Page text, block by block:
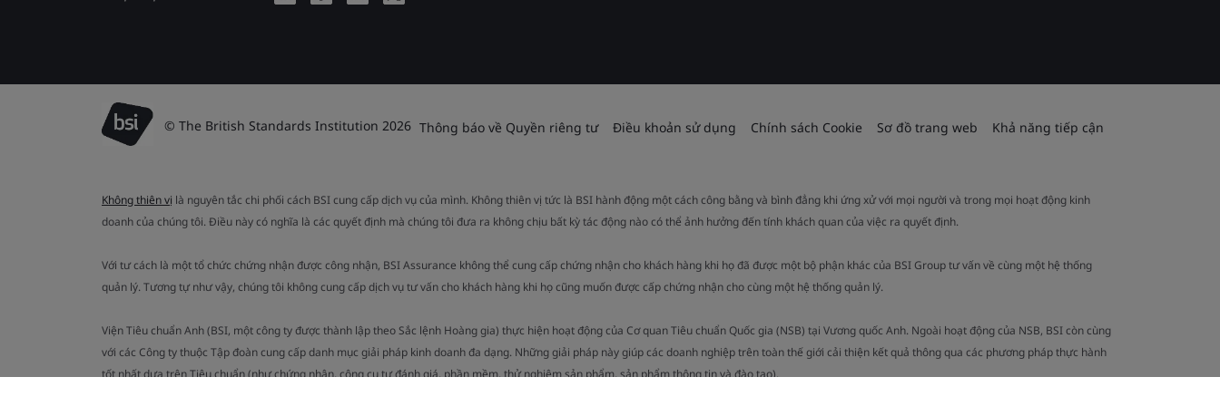
© The British Standards Institution 2026 Thông báo về Quyền riêng tư Điều khoản sử dụng Chính sách Cookie Sơ đồ trang web Khả năng tiếp cận
Không thiên vị là nguyên tắc chi phối cách BSI cung cấp dịch vụ của mình. Không thiên vị tức là BSI hành động một cách công bằng và bình đẳng khi ứng xử với mọi người và trong mọi hoạt động kinh
doanh của chúng tôi. Điều này có nghĩa là các quyết định mà chúng tôi đưa ra không chịu bất kỳ tác động nào có thể ảnh hưởng đến tính khách quan của việc ra quyết định.
Với tư cách là một tổ chức chứng nhận được công nhận, BSI Assurance không thể cung cấp chứng nhận cho khách hàng khi họ đã được một bộ phận khác của BSI Group tư vấn về cùng một hệ thống
quản lý. Tương tự như vậy, chúng tôi không cung cấp dịch vụ tư vấn cho khách hàng khi họ cũng muốn được cấp chứng nhận cho cùng một hệ thống quản lý.
Viện Tiêu chuẩn Anh (BSI, một công ty được thành lập theo Sắc lệnh Hoàng gia) thực hiện hoạt động của Cơ quan Tiêu chuẩn Quốc gia (NSB) tại Vương quốc Anh. Ngoài hoạt động của NSB, BSI còn cùng
với các Công ty thuộc Tập đoàn cung cấp danh mục giải pháp kinh doanh đa dạng. Những giải pháp này giúp các doanh nghiệp trên toàn thế giới cải thiện kết quả thông qua các phương pháp thực hành
tốt nhất dựa trên Tiêu chuẩn (như chứng nhận, công cụ tự đánh giá, phần mềm, thử nghiệm sản phẩm, sản phẩm thông tin và đào tạo).